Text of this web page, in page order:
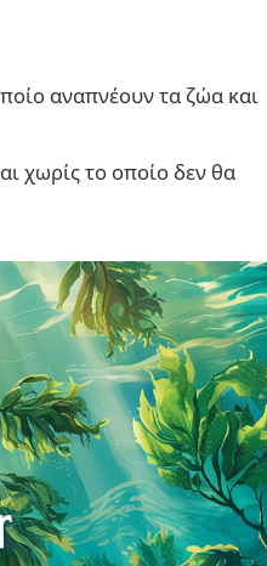
αναπνέουν τα ζώα και
χωρίς το οποίο δεν θα